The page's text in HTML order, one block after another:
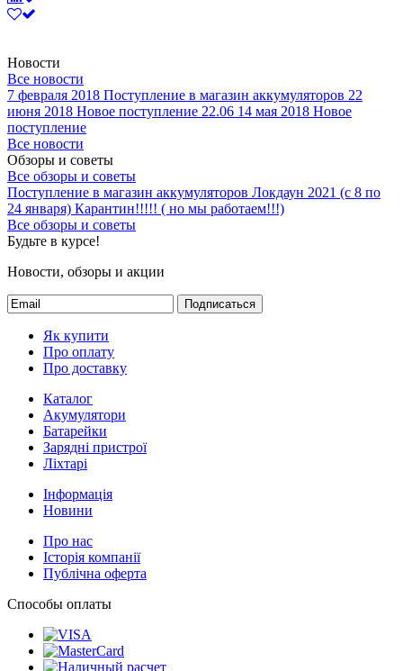
Новости
Все новости
7 февраля 2018 Поступление в магазин аккумуляторов 22
июня 2018 Новое поступление 22.06 14 мая 2018 Новое
поступление
Все новости
Обзоры и советы
Все обзоры и советы
Поступление в магазин аккумуляторов Локдаун 2021 (с 8 по
24 января) Карантин!!!!! ( но мы работаем!!!)
Все обзоры и советы
Будьте в курсе!
Новости, обзоры и акции
Подписаться
Як купити
Про оплату
Про доставку
Каталог
Акумулятори
Батарейки
Зарядні пристрої
Ліхтарі
Інформація
Новини
Про нас
Історія компанії
Публічна оферта
Способы оплаты